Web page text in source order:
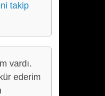
takip
vardı.
ederim